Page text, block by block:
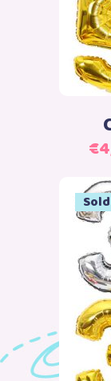
€
Sold